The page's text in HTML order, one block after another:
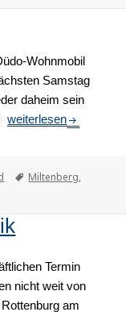
Wohnmobil
Samstag
daheim sein
Miltenberg
weiterlesen
Tags
Miltenberg,
Termin
nicht weit von
am